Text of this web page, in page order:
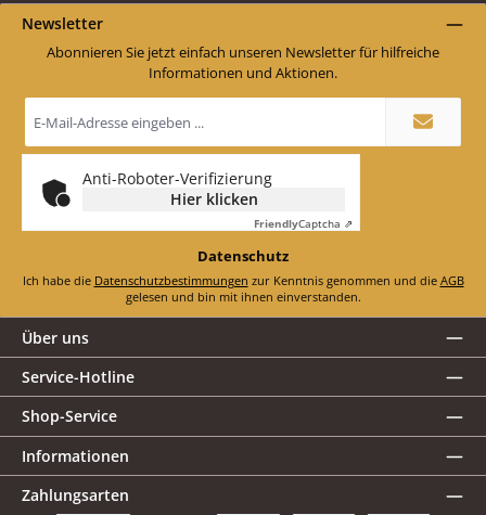
Newsletter
Abonnieren Sie jetzt einfach unseren Newsletter für hilfreiche
Informationen und Aktionen.
Mail-
Adresse
*
Anti-Roboter-Verifizierung
Hier klicken
FriendlyCaptcha ⇗
Datenschutz
Ich habe die Datenschutzbestimmungen zur Kenntnis genommen und die AGB
gelesen und bin mit ihnen einverstanden.
Über uns
Service-Hotline
Shop-Service
Informationen
Zahlungsarten